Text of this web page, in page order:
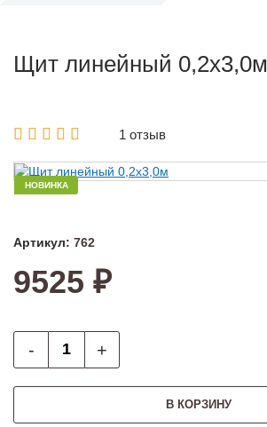
Щит линейный 0,2х3,0м
1 отзыв
НОВИНКА
Артикул: 762
9525 ₽
- +
В КОРЗИНУ